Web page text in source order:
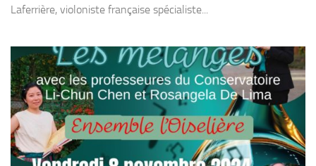
Laferrière, violoniste française spécialiste...